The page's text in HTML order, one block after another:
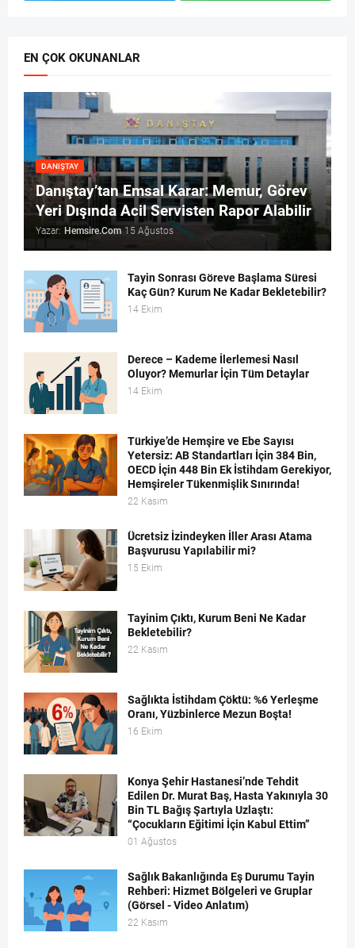
EN ÇOK OKUNANLAR
DANIŞTAY
Danıştay’tan Emsal Karar: Memur, Görev
Yeri Dışında Acil Servisten Rapor Alabilir
Yazar: Hemsire.Com 15 Ağustos
Tayin Sonrası Göreve Başlama Süresi
Kaç Gün? Kurum Ne Kadar Bekletebilir?
14 Ekim
Derece – Kademe İlerlemesi Nasıl
Oluyor? Memurlar İçin Tüm Detaylar
14 Ekim
Türkiye’de Hemşire ve Ebe Sayısı
Yetersiz: AB Standartları İçin 384 Bin,
OECD İçin 448 Bin Ek İstihdam Gerekiyor,
Hemşireler Tükenmişlik Sınırında!
22 Kasım
Ücretsiz İzindeyken İller Arası Atama
Başvurusu Yapılabilir mi?
15 Ekim
Tayinim Çıktı, Kurum Beni Ne Kadar
Bekletebilir?
22 Kasım
Sağlıkta İstihdam Çöktü: %6 Yerleşme
Oranı, Yüzbinlerce Mezun Boşta!
16 Ekim
Konya Şehir Hastanesi’nde Tehdit
Edilen Dr. Murat Baş, Hasta Yakınıyla 30
Bin TL Bağış Şartıyla Uzlaştı:
“Çocukların Eğitimi İçin Kabul Ettim”
01 Ağustos
Sağlık Bakanlığında Eş Durumu Tayin
Rehberi: Hizmet Bölgeleri ve Gruplar
(Görsel - Video Anlatım)
22 Kasım